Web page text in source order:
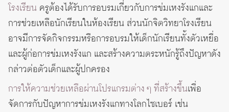
โรงเรียน ครูต้องได้รับการอบรมเกี่ยวกับการข่มเหงรังแกและ
การช่วยเหลือนักเรียนในห้องเรียน ส่วนนักจิตวิทยาโรงเรียน
อาจมีการจัดกิจกรรมหรือการอบรมให้เด็กนักเรียนทั้งตัวเหยื่อ
และผู้ก่อการข่มเหงรังแก และสร้างความตระหนักรู้ถึงปัญหาดัง
กล่าวต่อตัวเด็กและผู้ปกครอง
การให้ความช่วยเหลือผ่านโปรแกรมต่าง ๆ ที่สร้างขึ้นเพื่อ
จัดการกับปัญหาการข่มเหงรังแกทางโลกไซเบอร์ เช่น